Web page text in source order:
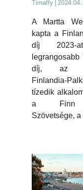
Timaffy
A Martta
kapta a
díj
díj, az
Finlandia-
tízedik
a Finn
Szövetsége, a